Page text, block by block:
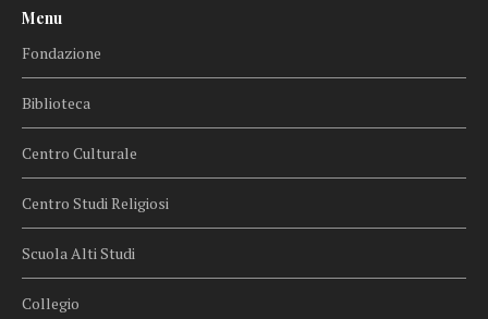
Menu
Fondazione
Biblioteca
Centro Culturale
Centro Studi Religiosi
Scuola Alti Studi
Collegio